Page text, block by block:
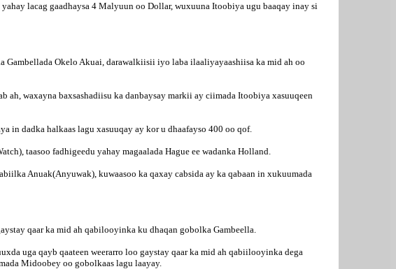
lacag gaadhaysa 4 Malyuun oo Dollar, wuxuuna Itoobiya ugu baaqay inay si
Gambellada Okelo Akuai, darawalkiisii iyo laba ilaaliyayaashiisa ka mid ah oo
ah, waxayna baxsashadiisu ka danbaysay markii ay ciimada Itoobiya xasuuqeen
in dadka halkaas lagu xasuuqay ay kor u dhaafayso 400 oo qof.
taasoo fadhigeedu yahay magaalada Hague ee wadanka Holland.
Anuak(Anyuwak), kuwaasoo ka qaxay cabsida ay ka qabaan in xukuumada
qaar ka mid ah qabilooyinka ku dhaqan gobolka Gambeella.
uga qayb qaateen weerarro loo gaystay qaar ka mid ah qabiilooyinka dega
Midoobey oo gobolkaas lagu laayay.